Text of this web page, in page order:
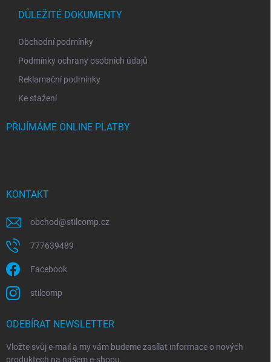
DŮLEŽITÉ DOKUMENTY
Obchodní podmínky
Podmínky ochrany osobních údajů
Reklamační podmínky
Ke stažení
PŘIJÍMÁME ONLINE PLATBY
KONTAKT
obchod@stilcomp.cz
777639489
Facebook
stilcomp
ODEBÍRAT NEWSLETTER
Vložte svůj e-mail a my vám budeme zasílat informace o nových
produktech na našem e-shopu.